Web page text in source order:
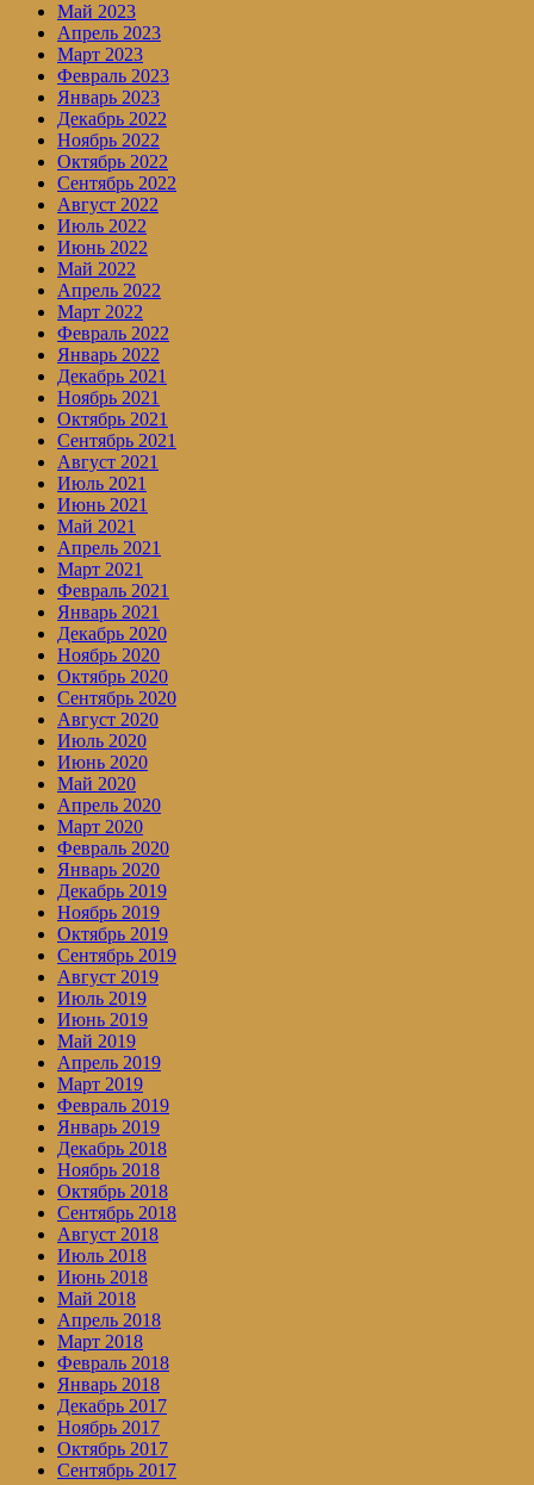
Май 2023
Апрель 2023
Март 2023
Февраль 2023
Январь 2023
Декабрь 2022
Ноябрь 2022
Октябрь 2022
Сентябрь 2022
Август 2022
Июль 2022
Июнь 2022
Май 2022
Апрель 2022
Март 2022
Февраль 2022
Январь 2022
Декабрь 2021
Ноябрь 2021
Октябрь 2021
Сентябрь 2021
Август 2021
Июль 2021
Июнь 2021
Май 2021
Апрель 2021
Март 2021
Февраль 2021
Январь 2021
Декабрь 2020
Ноябрь 2020
Октябрь 2020
Сентябрь 2020
Август 2020
Июль 2020
Июнь 2020
Май 2020
Апрель 2020
Март 2020
Февраль 2020
Январь 2020
Декабрь 2019
Ноябрь 2019
Октябрь 2019
Сентябрь 2019
Август 2019
Июль 2019
Июнь 2019
Май 2019
Апрель 2019
Март 2019
Февраль 2019
Январь 2019
Декабрь 2018
Ноябрь 2018
Октябрь 2018
Сентябрь 2018
Август 2018
Июль 2018
Июнь 2018
Май 2018
Апрель 2018
Март 2018
Февраль 2018
Январь 2018
Декабрь 2017
Ноябрь 2017
Октябрь 2017
Сентябрь 2017